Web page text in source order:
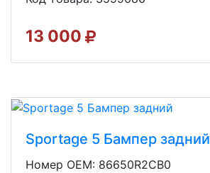
13 000
Sportage 5 Бампер задний
Номер OEM: 86650R2CB0